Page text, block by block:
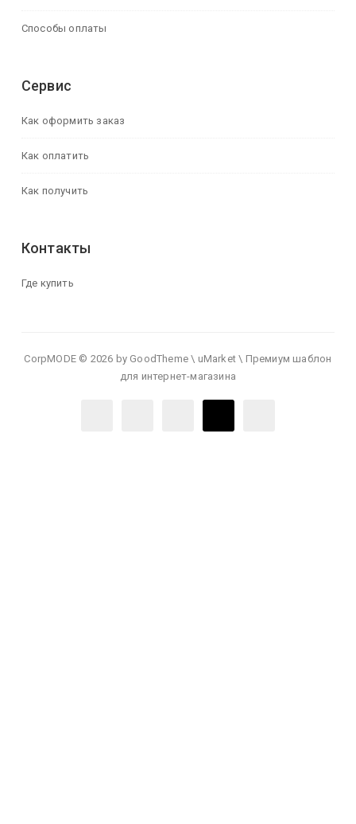
Способы оплаты
Сервис
Как оформить заказ
Как оплатить
Как получить
Контакты
Где купить
CorpMODE © 2026 by GoodTheme \ uMarket \ Премиум шаблон
для интернет-магазина